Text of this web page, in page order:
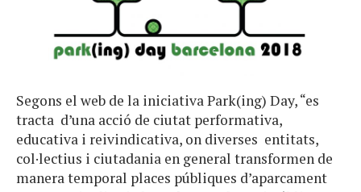
Segons el web de la iniciativa Park(ing) Day, “es
tracta d’una acció de ciutat performativa,
educativa i reivindicativa, on diverses entitats,
col·lectius i ciutadania en general transformen de
manera temporal places públiques d’aparcament